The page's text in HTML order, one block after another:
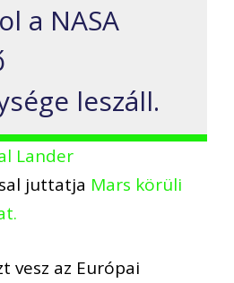
a NASA
leszáll.
Lander
juttatja Mars körüli
vesz az Európai